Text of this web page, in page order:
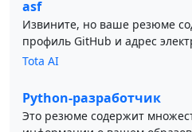
asf
Извините, но ваше резюме
профиль GitHub и адрес
Tota AI
Python-разработчик
Это резюме содержит